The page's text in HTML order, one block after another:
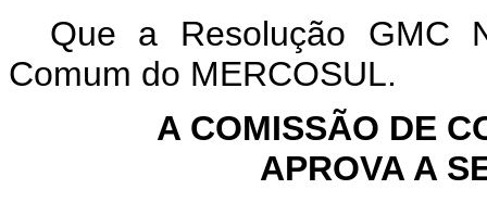
Que a Resolução GMC
Comum do MERCOSUL.
A COMISSÃO DE
APROVA A